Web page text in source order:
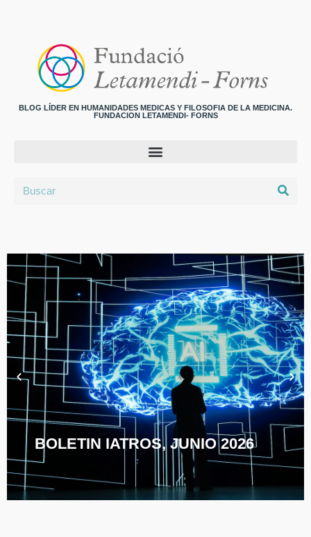
BLOG LÍDER EN HUMANIDADES MEDICAS Y FILOSOFIA DE LA MEDICINA.
FUNDACION LETAMENDI- FORNS
BOLETIN IATROS, JUNIO 2026